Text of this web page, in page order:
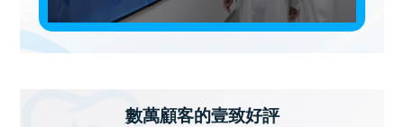
數萬顧客的壹致好評